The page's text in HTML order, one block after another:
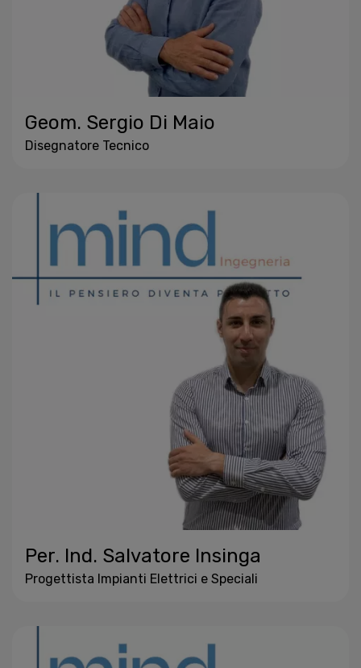
Geom. Sergio Di Maio
Disegnatore Tecnico
Per. Ind. Salvatore Insinga
Progettista Impianti Elettrici e Speciali